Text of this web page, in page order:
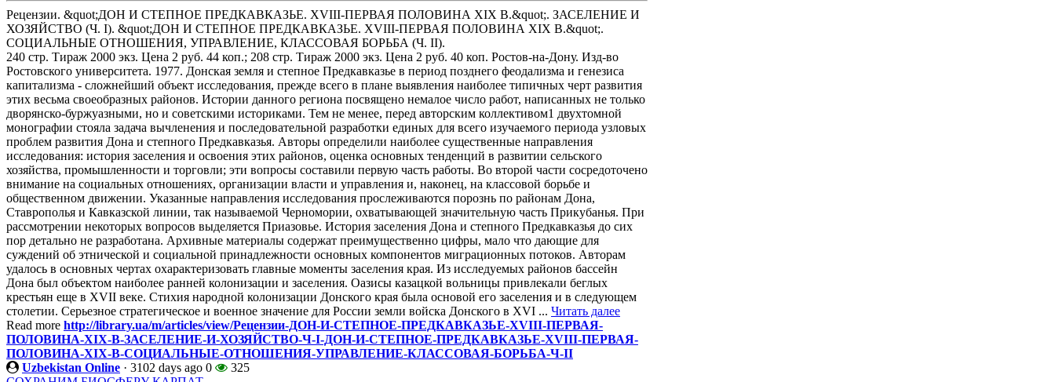
Рецензии. &quot;ДОН И СТЕПНОЕ ПРЕДКАВКАЗЬЕ. XVIII-ПЕРВАЯ ПОЛОВИНА XIX В.&quot;. ЗАСЕЛЕНИЕ И
ХОЗЯЙСТВО (Ч. I). &quot;ДОН И СТЕПНОЕ ПРЕДКАВКАЗЬЕ. XVIII-ПЕРВАЯ ПОЛОВИНА XIX В.&quot;.
СОЦИАЛЬНЫЕ ОТНОШЕНИЯ, УПРАВЛЕНИЕ, КЛАССОВАЯ БОРЬБА (Ч. II).
240 стр. Тираж 2000 экз. Цена 2 руб. 44 коп.; 208 стр. Тираж 2000 экз. Цена 2 руб. 40 коп. Ростов-на-Дону. Изд-во
Ростовского университета. 1977. Донская земля и степное Предкавказье в период позднего феодализма и генезиса
капитализма - сложнейший объект исследования, прежде всего в плане выявления наиболее типичных черт развития
этих весьма своеобразных районов. Истории данного региона посвящено немалое число работ, написанных не только
дворянско-буржуазными, но и советскими историками. Тем не менее, перед авторским коллективом1 двухтомной
монографии стояла задача вычленения и последовательной разработки единых для всего изучаемого периода узловых
проблем развития Дона и степного Предкавказья. Авторы определили наиболее существенные направления
исследования: история заселения и освоения этих районов, оценка основных тенденций в развитии сельского
хозяйства, промышленности и торговли; эти вопросы составили первую часть работы. Во второй части сосредоточено
внимание на социальных отношениях, организации власти и управления и, наконец, на классовой борьбе и
общественном движении. Указанные направления исследования прослеживаются порознь по районам Дона,
Ставрополья и Кавказской линии, так называемой Черномории, охватывающей значительную часть Прикубанья. При
рассмотрении некоторых вопросов выделяется Приазовье. История заселения Дона и степного Предкавказья до сих
пор детально не разработана. Архивные материалы содержат преимущественно цифры, мало что дающие для
суждений об этнической и социальной принадлежности основных компонентов миграционных потоков. Авторам
удалось в основных чертах охарактеризовать главные моменты заселения края. Из исследуемых районов бассейн
Дона был объектом наиболее ранней колонизации и заселения. Оазисы казацкой вольницы привлекали беглых
крестьян еще в XVII веке. Стихия народной колонизации Донского края была основой его заселения и в следующем
столетии. Серьезное стратегическое и военное значение для России земли войска Донского в XVI ... Читать далее
Read more http://library.ua/m/articles/view/Рецензии-ДОН-И-СТЕПНОЕ-ПРЕДКАВКАЗЬЕ-XVIII-ПЕРВАЯ-
ПОЛОВИНА-XIX-В-ЗАСЕЛЕНИЕ-И-ХОЗЯЙСТВО-Ч-I-ДОН-И-СТЕПНОЕ-ПРЕДКАВКАЗЬЕ-XVIII-ПЕРВАЯ-
ПОЛОВИНА-XIX-В-СОЦИАЛЬНЫЕ-ОТНОШЕНИЯ-УПРАВЛЕНИЕ-КЛАССОВАЯ-БОРЬБА-Ч-II
Uzbekistan Online · 3102 days ago 0
325